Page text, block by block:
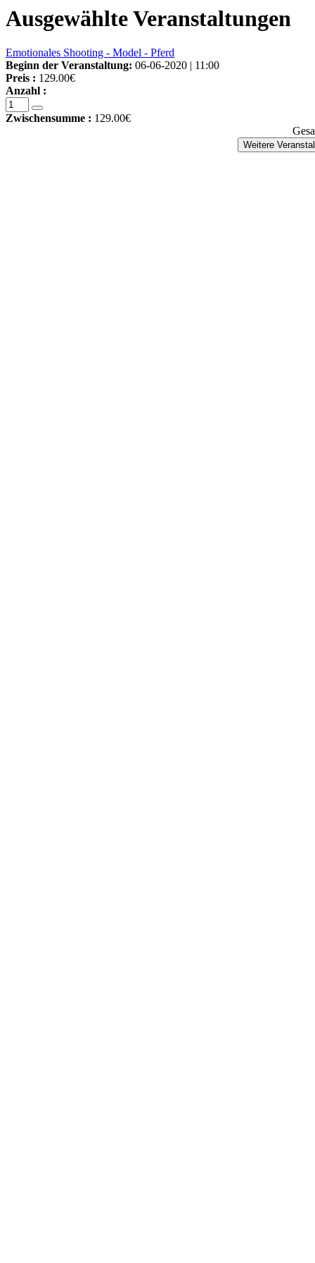
Ausgewählte Veranstaltungen
Emotionales Shooting - Model - Pferd
Beginn der Veranstaltung: 06-06-2020 | 11:00
Preis : 129.00€
Anzahl :
Zwischensumme : 129.00€
Weitere